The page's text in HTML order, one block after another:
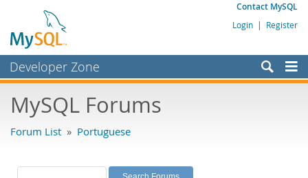
Contact MySQL
Login | Register
Developer Zone
Bugs
Labs
MySQL Forums
Forum List » Portuguese